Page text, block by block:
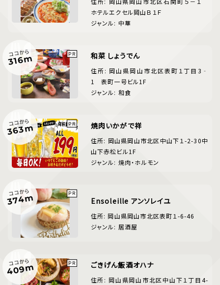
ホテルエクセル岡山Ｂ１Ｆ
ジャンル: 中華
ココから
316m 和菜 しょうでん
住所: 岡山県岡山市北区表町１丁目3‐
1 表町一号ビル1F
ジャンル: 和食
ココから
363m 焼肉いかがで祥
住所: 岡山県岡山市北区中山下１-2-30中
山下赤松ビル1F
ジャンル: 焼肉・ホルモン
ココから
374m Ensoleille アンソレイユ
住所: 岡山県岡山市北区表町１-6-46
ジャンル: 居酒屋
ココから
409m ごきげん飯酒オハナ
住所: 岡山県岡山市北区中山下１丁目4-